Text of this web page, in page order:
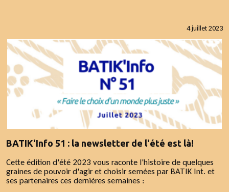
4 juillet 2023
BATIK'Info 51 : la newsletter de l'été est là!
Cette édition d'été 2023 vous raconte l'histoire de quelques
graines de pouvoir d'agir et choisir semées par BATIK Int. et
ses partenaires ces dernières semaines :